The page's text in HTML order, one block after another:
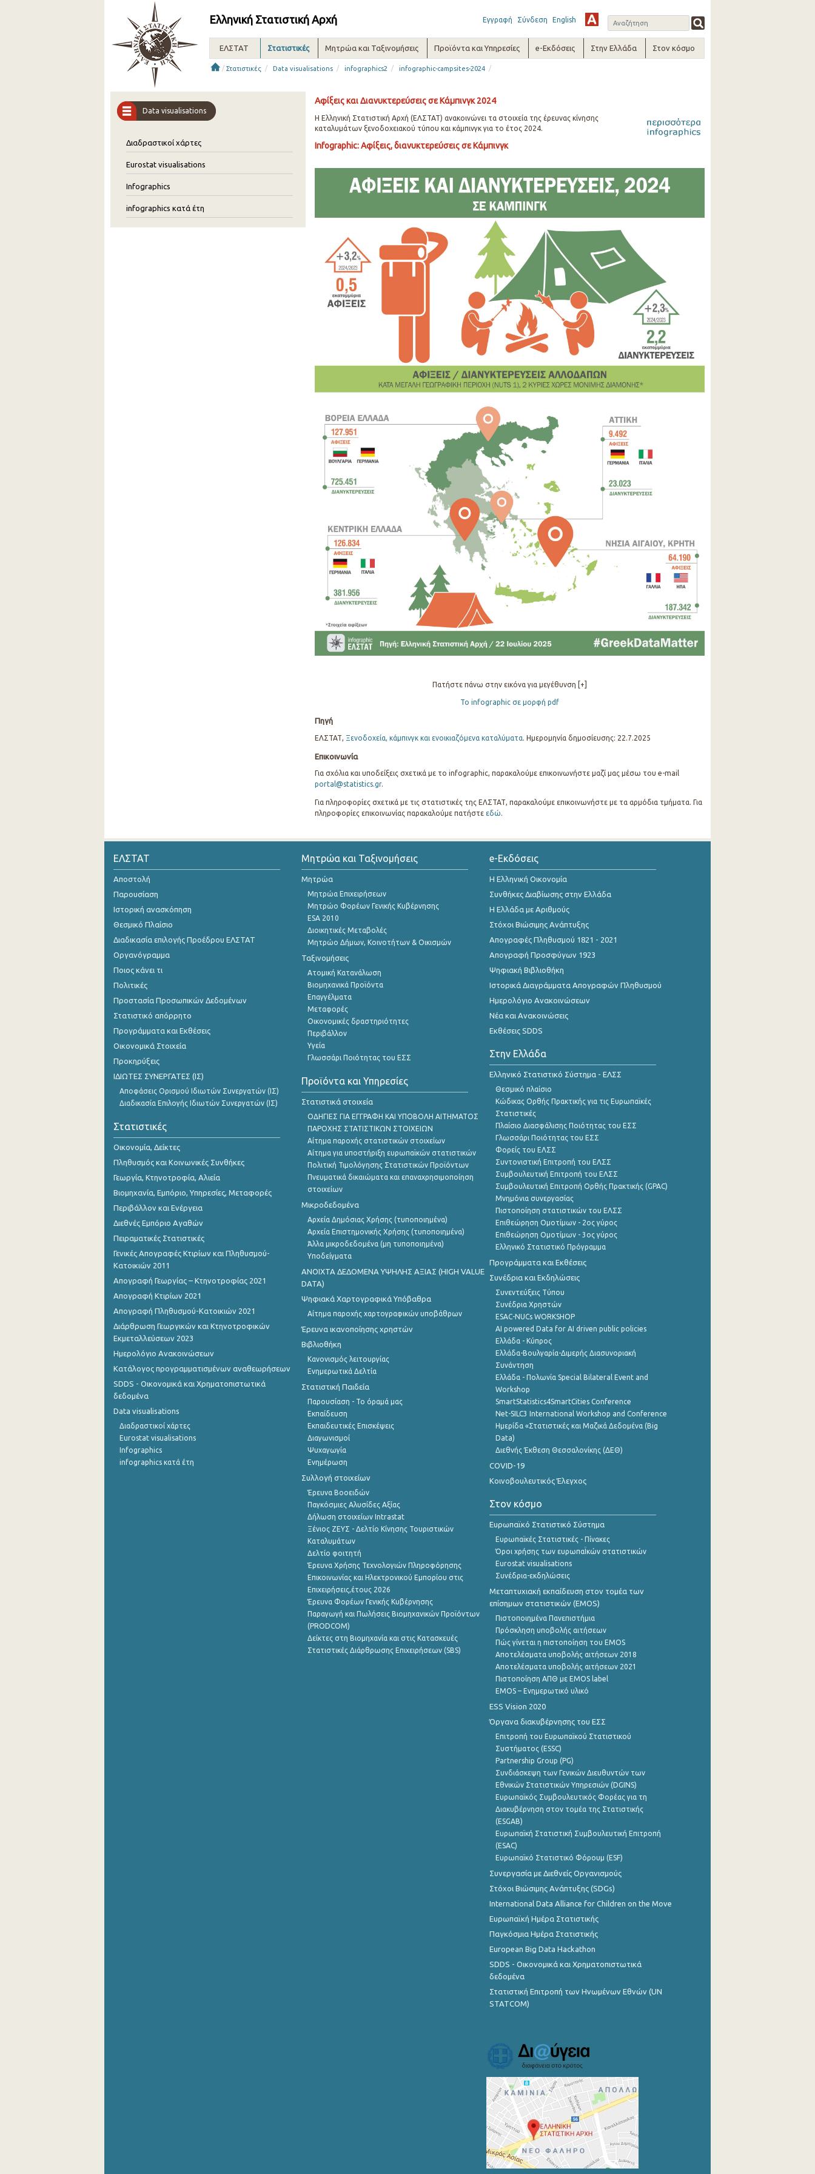
Ελληνική Στατιστική Αρχή Εγγραφή Σύνδεση English
ΕΛΣΤΑΤ Στατιστικές Μητρώα και Ταξινομήσεις Προϊόντα και Υπηρεσίες e-Εκδόσεις Στην Ελλάδα Στον κόσμο
/ Στατιστικές / Data visualisations / infographics2 / infographic-campsites-2024 /
Data visualisations
Διαδραστικοί χάρτες
Eurostat visualisations
Infographics
infographics κατά έτη
Αφίξεις και Διανυκτερεύσεις σε Κάμπινγκ 2024
Η Ελληνική Στατιστική Αρχή (ΕΛΣΤΑΤ) ανακοινώνει τα στοιχεία της έρευνας κίνησης
καταλυμάτων ξενοδοχειακού τύπου και κάμπινγκ για το έτος 2024.
Infographic: Αφίξεις, διανυκτερεύσεις σε Κάμπινγκ
Πατήστε πάνω στην εικόνα για μεγέθυνση [+]
Το infographic σε μορφή pdf
Πηγή
ΕΛΣΤΑΤ, Ξενοδοχεία, κάμπινγκ και ενοικιαζόμενα καταλύματα. Ημερομηνία δημοσίευσης: 22.7.2025
Επικοινωνία
Για σχόλια και υποδείξεις σχετικά με το infographic, παρακαλούμε επικοινωνήστε μαζί μας μέσω του e-mail
portal@statistics.gr.
Για πληροφορίες σχετικά με τις στατιστικές της ΕΛΣΤΑΤ, παρακαλούμε επικοινωνήστε με τα αρμόδια τμήματα. Για
πληροφορίες επικοινωνίας παρακαλούμε πατήστε εδώ.
ΕΛΣΤΑΤ
Αποστολή
Παρουσίαση
Ιστορική ανασκόπηση
Θεσμικό Πλαίσιο
Διαδικασία επιλογής Προέδρου ΕΛΣΤΑΤ
Οργανόγραμμα
Ποιος κάνει τι
Πολιτικές
Προστασία Προσωπικών Δεδομένων
Στατιστικό απόρρητο
Προγράμματα και Εκθέσεις
Οικονομικά Στοιχεία
Προκηρύξεις
ΙΔΙΩΤΕΣ ΣΥΝΕΡΓΑΤΕΣ (ΙΣ)
Αποφάσεις Ορισμού Ιδιωτών Συνεργατών (ΙΣ)
Διαδικασία Επιλογής Ιδιωτών Συνεργατών (ΙΣ)
Στατιστικές
Οικονομία, Δείκτες
Πληθυσμός και Κοινωνικές Συνθήκες
Γεωργία, Κτηνοτροφία, Αλιεία
Βιομηχανία, Εμπόριο, Υπηρεσίες, Μεταφορές
Περιβάλλον και Ενέργεια
Διεθνές Εμπόριο Αγαθών
Πειραματικές Στατιστικές
Γενικές Απογραφές Κτιρίων και Πληθυσμού-
Κατοικιών 2011
Απογραφή Γεωργίας – Κτηνοτροφίας 2021
Απογραφή Κτιρίων 2021
Απογραφή Πληθυσμού-Κατοικιών 2021
Διάρθρωση Γεωργικών και Κτηνοτροφικών
Εκμεταλλεύσεων 2023
Ημερολόγιο Ανακοινώσεων
Κατάλογος προγραμματισμένων αναθεωρήσεων
SDDS - Οικονομικά και Χρηματοπιστωτικά
δεδομένα
Data visualisations
Διαδραστικοί χάρτες
Eurostat visualisations
Infographics
infographics κατά έτη
Μητρώα και Ταξινομήσεις
Μητρώα
Μητρώα Επιχειρήσεων
Μητρώο Φορέων Γενικής Κυβέρνησης
ESA 2010
Διοικητικές Μεταβολές
Μητρώο Δήμων, Κοινοτήτων & Οικισμών
Ταξινομήσεις
Ατομική Κατανάλωση
Βιομηχανικά Προϊόντα
Επαγγέλματα
Μεταφορές
Οικονομικές δραστηριότητες
Περιβάλλον
Υγεία
Γλωσσάρι Ποιότητας του ΕΣΣ
Προϊόντα και Υπηρεσίες
Στατιστικά στοιχεία
ΟΔΗΓΙΕΣ ΓΙΑ ΕΓΓΡΑΦΗ ΚΑΙ ΥΠΟΒΟΛΗ ΑΙΤΗΜΑΤΟΣ
ΠΑΡΟΧΗΣ ΣΤΑΤΙΣΤΙΚΩΝ ΣΤΟΙΧΕΙΩΝ
Αίτημα παροχής στατιστικών στοιχείων
Αίτημα για υποστήριξη ευρωπαϊκών στατιστικών
Πολιτική Τιμολόγησης Στατιστικών Προϊόντων
Πνευματικά δικαιώματα και επαναχρησιμοποίηση
στοιχείων
Μικροδεδομένα
Αρχεία Δημόσιας Χρήσης (τυποποιημένα)
Αρχεία Επιστημονικής Χρήσης (τυποποιημένα)
Άλλα μικροδεδομένα (μη τυποποιημένα)
Υποδείγματα
ANOIXTA ΔΕΔΟΜΕΝΑ ΥΨΗΛΗΣ ΑΞΙΑΣ (HIGH VALUE
DATA)
Ψηφιακά Χαρτογραφικά Υπόβαθρα
Αίτημα παροχής χαρτογραφικών υποβάθρων
Έρευνα ικανοποίησης χρηστών
Βιβλιοθήκη
Κανονισμός λειτουργίας
Ενημερωτικά Δελτία
Στατιστική Παιδεία
Παρουσίαση - Το όραμά μας
Εκπαίδευση
Εκπαιδευτικές Επισκέψεις
Διαγωνισμοί
Ψυχαγωγία
Ενημέρωση
Συλλογή στοιχείων
Έρευνα Βοοειδών
Παγκόσμιες Αλυσίδες Αξίας
Δήλωση στοιχείων Intrastat
Ξένιος ΖΕΥΣ - Δελτίο Κίνησης Τουριστικών
Καταλυμάτων
Δελτίο φοιτητή
Έρευνα Χρήσης Τεχνολογιών Πληροφόρησης
Επικοινωνίας και Ηλεκτρονικού Εμπορίου στις
Επιχειρήσεις,έτους 2026
Έρευνα Φορέων Γενικής Κυβέρνησης
Παραγωγή και Πωλήσεις Βιομηχανικών Προϊόντων
(PRODCOM)
Δείκτες στη Βιομηχανία και στις Κατασκευές
Στατιστικές Διάρθρωσης Επιχειρήσεων (SBS)
e-Εκδόσεις
Η Ελληνική Οικονομία
Συνθήκες Διαβίωσης στην Ελλάδα
Η Ελλάδα με Αριθμούς
Στόχοι Βιώσιμης Ανάπτυξης
Απογραφές Πληθυσμού 1821 - 2021
Απογραφή Προσφύγων 1923
Ψηφιακή Βιβλιοθήκη
Ιστορικά Διαγράμματα Απογραφών Πληθυσμού
Ημερολόγιο Ανακοινώσεων
Νέα και Ανακοινώσεις
Εκθέσεις SDDS
Στην Ελλάδα
Ελληνικό Στατιστικό Σύστημα - ΕΛΣΣ
Θεσμικό πλαίσιο
Κώδικας Ορθής Πρακτικής για τις Ευρωπαϊκές
Στατιστικές
Πλαίσιο Διασφάλισης Ποιότητας του ΕΣΣ
Γλωσσάρι Ποιότητας του ΕΣΣ
Φορείς του ΕΛΣΣ
Συντονιστική Επιτροπή του ΕΛΣΣ
Συμβουλευτική Επιτροπή του ΕΛΣΣ
Συμβουλευτική Επιτροπή Ορθής Πρακτικής (GPAC)
Μνημόνια συνεργασίας
Πιστοποίηση στατιστικών του ΕΛΣΣ
Επιθεώρηση Ομοτίμων - 2ος γύρος
Επιθεώρηση Ομοτίμων - 3ος γύρος
Ελληνικό Στατιστικό Πρόγραμμα
Προγράμματα και Εκθέσεις
Συνέδρια και Εκδηλώσεις
Συνεντεύξεις Τύπου
Συνέδρια Χρηστών
ESAC-NUCs WORKSHOP
AI powered Data for AI driven public policies
Ελλάδα - Κύπρος
Ελλάδα-Βουλγαρία-Διμερής Διασυνοριακή
Συνάντηση
Ελλάδα - Πολωνία Special Bilateral Event and
Workshop
SmartStatistics4SmartCities Conference
Net-SILC3 International Workshop and Conference
Ημερίδα «Στατιστικές και Μαζικά Δεδομένα (Big
Data)
Διεθνής Έκθεση Θεσσαλονίκης (ΔΕΘ)
COVID-19
Κοινοβουλευτικός Έλεγχος
Στον κόσμο
Ευρωπαϊκό Στατιστικό Σύστημα
Ευρωπαϊκές Στατιστικές - Πίνακες
Όροι χρήσης των ευρωπαΪκών στατιστικών
Eurostat visualisations
Συνέδρια-εκδηλώσεις
Μεταπτυχιακή εκπαίδευση στον τομέα των
επίσημων στατιστικών (EMOS)
Πιστοποιημένα Πανεπιστήμια
Πρόσκληση υποβολής αιτήσεων
Πώς γίνεται η πιστοποίηση του EMOS
Αποτελέσματα υποβολής αιτήσεων 2018
Αποτελέσματα υποβολής αιτήσεων 2021
Πιστοποίηση ΑΠΘ με EMOS label
EMOS – Ενημερωτικό υλικό
ESS Vision 2020
Όργανα διακυβέρνησης του ΕΣΣ
Επιτροπή του Ευρωπαϊκού Στατιστικού
Συστήματος (ESSC)
Partnership Group (PG)
Συνδιάσκεψη των Γενικών Διευθυντών των
Εθνικών Στατιστικών Υπηρεσιών (DGINS)
Ευρωπαϊκός Συμβουλευτικός Φορέας για τη
Διακυβέρνηση στον τομέα της Στατιστικής
(ESGAB)
Ευρωπαϊκή Στατιστική Συμβουλευτική Επιτροπή
(ESAC)
Ευρωπαϊκό Στατιστικό Φόρουμ (ESF)
Συνεργασία με Διεθνείς Οργανισμούς
Στόχοι Βιώσιμης Ανάπτυξης (SDGs)
International Data Alliance for Children on the Move
Ευρωπαϊκή Ημέρα Στατιστικής
Παγκόσμια Ημέρα Στατιστικής
European Big Data Hackathon
SDDS - Οικονομικά και Χρηματοπιστωτικά
δεδομένα
Στατιστική Επιτροπή των Ηνωμένων Εθνών (UN
STATCOM)